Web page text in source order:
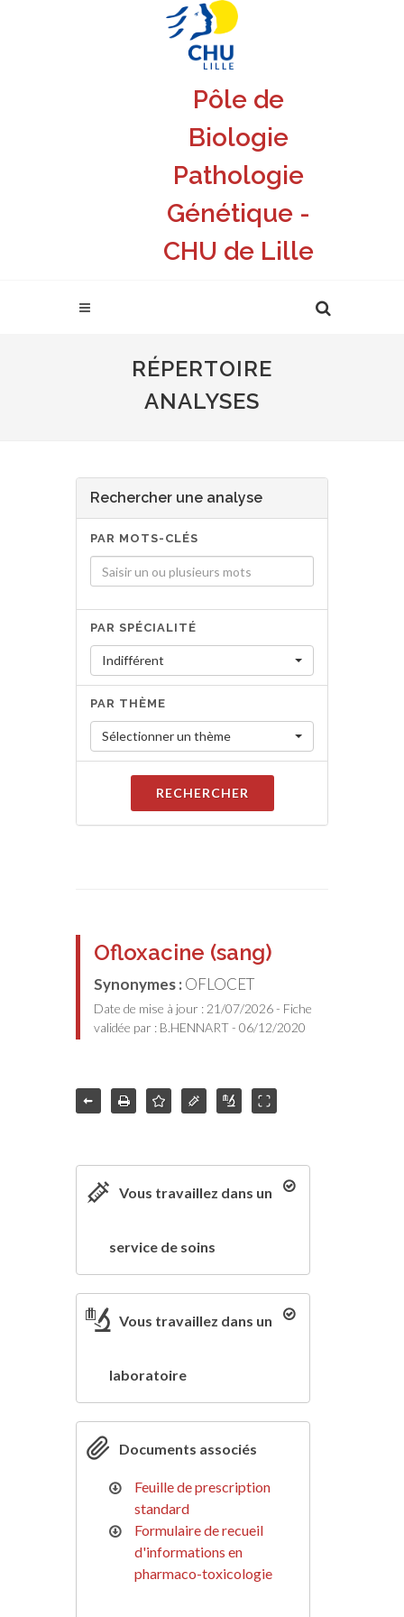
Pôle de
Biologie
Pathologie
Génétique -
CHU de Lille
RÉPERTOIRE
ANALYSES
Rechercher une analyse
PAR MOTS-CLÉS
PAR SPÉCIALITÉ
Indifférent
PAR THÈME
Sélectionner un thème
RECHERCHER
Ofloxacine (sang)
Synonymes : OFLOCET
Date de mise à jour : 21/07/2026 - Fiche
validée par : B.HENNART - 06/12/2020
Vous travaillez dans un
service de soins
Vous travaillez dans un
laboratoire
Documents associés
Feuille de prescription
standard
Formulaire de recueil
d'informations en
pharmaco-toxicologie